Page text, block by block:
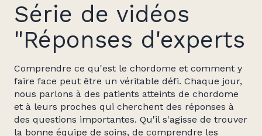
Série de vidéos
"Réponses d'experts
Comprendre ce qu'est le chordome et comment y
faire face peut être un véritable défi. Chaque jour,
nous parlons à des patients atteints de chordome
et à leurs proches qui cherchent des réponses à
des questions importantes. Qu'il s'agisse de trouver
la bonne équipe de soins, de comprendre les